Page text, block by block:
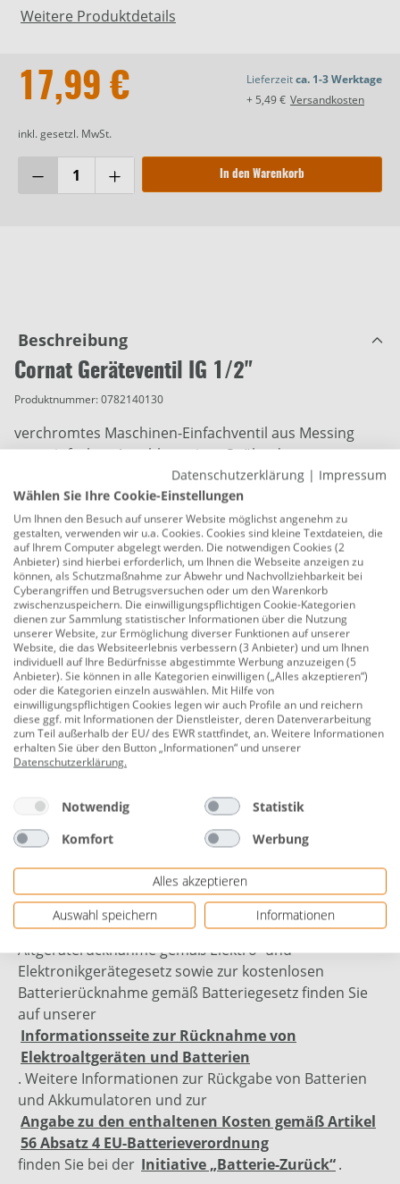
Weitere Produktdetails
17,99 €
inkl. gesetzl. MwSt.
Lieferzeitca. 1-3 Werktage
+ 5,49 € Versandkosten
In den Warenkorb
Beschreibung
Cornat Geräteventil IG 1/2"
Produktnummer:0782140130
verchromtes Maschinen-Einfachventil aus Messing
zum einfachen Anschluss einer Spül- oder
Maß: IG 12,70 mm ( 1/2" )
Maß: AG 12,70 mm ( 1/2")
Länge insgesamt 85 mm
Maschinenanschluss 19,05 mm ( 3/4")
Einzelzapfstelle
mit Rücklaufschutz
Herstellerinformationen: Conmetall Meister GmbH |
Hafenstrasse 26 | 29223 Celle, Deutschland | eMail:
info@conmetallmeister.de | Herstellernr.
TEC303401
Bewertungen
Genauere Informationen zur kostenlosen
Altgeräterücknahme gemäß Elektro- und
Elektronikgerätegesetz sowie zur kostenlosen
Batterierücknahme gemäß Batteriegesetz finden Sie
auf unserer
Informationsseite zur Rücknahme von
Elektroaltgeräten und Batterien
. Weitere Informationen zur Rückgabe von Batterien
und Akkumulatoren und zur
Angabe zu den enthaltenen Kosten gemäß Artikel
56 Absatz 4 EU-Batterieverordnung
finden Sie bei der Initiative „Batterie-Zurück“.
Datenschutzerklärung | Impressum
Wählen Sie Ihre Cookie-Einstellungen
Um Ihnen den Besuch auf unserer Website möglichst angenehm zu
gestalten, verwenden wir u.a. Cookies. Cookies sind kleine Textdateien, die
auf Ihrem Computer abgelegt werden. Die notwendigen Cookies (2
Anbieter) sind hierbei erforderlich, um Ihnen die Webseite anzeigen zu
können, als Schutzmaßnahme zur Abwehr und Nachvollziehbarkeit bei
Cyberangriffen und Betrugsversuchen oder um den Warenkorb
zwischenzuspeichern. Die einwilligungspflichtigen Cookie-Kategorien
dienen zur Sammlung statistischer Informationen über die Nutzung
unserer Website, zur Ermöglichung diverser Funktionen auf unserer
Website, die das Websiteerlebnis verbessern (3 Anbieter) und um Ihnen
individuell auf Ihre Bedürfnisse abgestimmte Werbung anzuzeigen (5
Anbieter). Sie können in alle Kategorien einwilligen („Alles akzeptieren“)
oder die Kategorien einzeln auswählen. Mit Hilfe von
einwilligungspflichtigen Cookies legen wir auch Profile an und reichern
diese ggf. mit Informationen der Dienstleister, deren Datenverarbeitung
zum Teil außerhalb der EU/ des EWR stattfindet, an. Weitere Informationen
erhalten Sie über den Button „Informationen“ und unserer
Datenschutzerklärung.
Notwendig
Statistik
Komfort
Werbung
Alles akzeptieren
Auswahl speichern
Informationen